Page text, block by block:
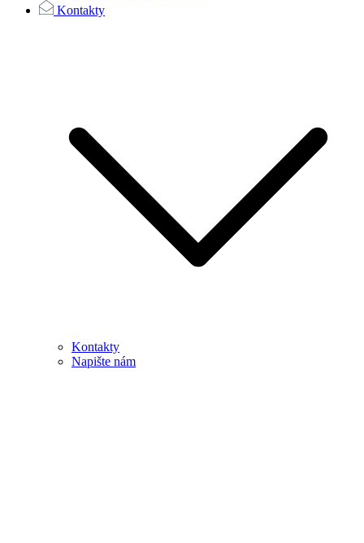
Kontakty
Kontakty
Napište nám